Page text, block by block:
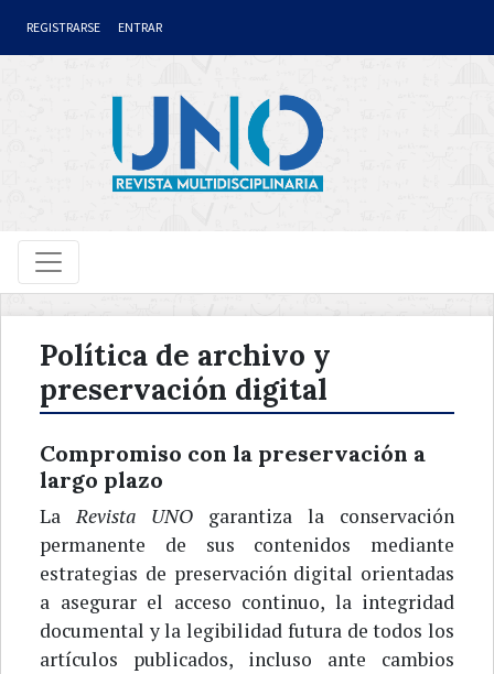
REGISTRARSE ENTRAR
Política de archivo y
preservación digital
Compromiso con la preservación a
largo plazo
LaRevista UNO garantiza la conservación
permanente de sus contenidos mediante
estrategias de preservación digital orientadas
a asegurar el acceso continuo, la integridad
documental y la legibilidad futura de todos los
artículos publicados, incluso ante cambios